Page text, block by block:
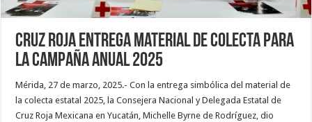
Cruz Roja entrega material de colecta para
la campaña anual 2025
Mérida, 27 de marzo, 2025.- Con la entrega simbólica del material de
la colecta estatal 2025, la Consejera Nacional y Delegada Estatal de
Cruz Roja Mexicana en Yucatán, Michelle Byrne de Rodríguez, dio